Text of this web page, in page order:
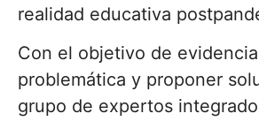
realidad educativa
Con el objetivo de
problemática y proponer
grupo de expertos